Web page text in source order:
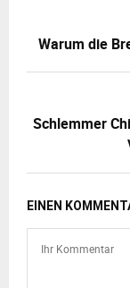
Warum die
Schlemmer
EINEN